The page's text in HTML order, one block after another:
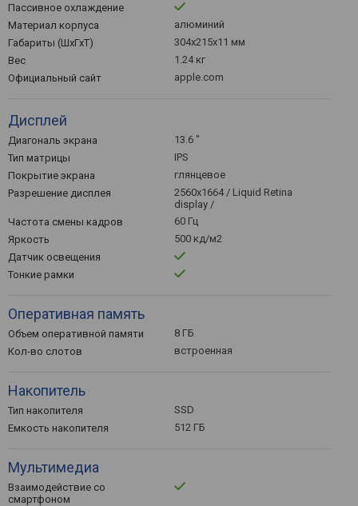
Пассивное охлаждение
Материал корпуса
алюминий
Габариты (ШхГхТ)
304x215x11 мм
Вес
1.24 кг
Официальный сайт
apple.com
Дисплей
Диагональ экрана
13.6 "
Тип матрицы
IPS
Покрытие экрана
глянцевое
Разрешение дисплея
2560x1664 / Liquid Retina
display /
Частота смены кадров
60 Гц
Яркость
500 кд/м2
Датчик освещения
Тонкие рамки
Оперативная память
Объем оперативной памяти
8 ГБ
Кол-во слотов
встроенная
Накопитель
Тип накопителя
SSD
Емкость накопителя
512 ГБ
Мультимедиа
Взаимодействие со
смартфоном